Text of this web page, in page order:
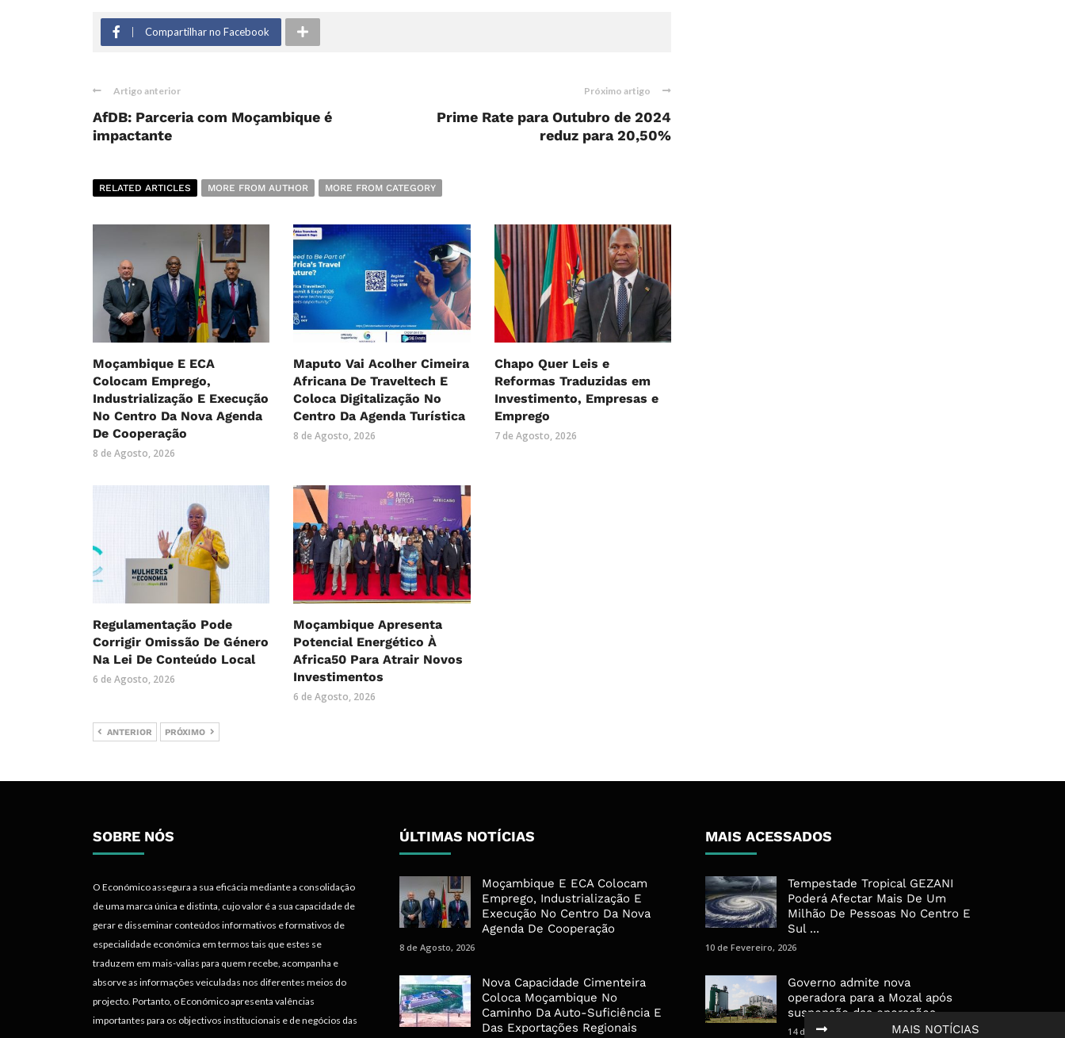
Compartilhar no Facebook
Artigo anterior
AfDB: Parceria com Moçambique é
impactante
Próximo artigo
Prime Rate para Outubro de 2024
reduz para 20,50%
RELATED ARTICLES MORE FROM AUTHOR MORE FROM CATEGORY
Moçambique E ECA
Colocam Emprego,
Industrialização E Execução
No Centro Da Nova Agenda
De Cooperação
8 de Agosto, 2026
Maputo Vai Acolher Cimeira
Africana De Traveltech E
Coloca Digitalização No
Centro Da Agenda Turística
8 de Agosto, 2026
Chapo Quer Leis e
Reformas Traduzidas em
Investimento, Empresas e
Emprego
7 de Agosto, 2026
Regulamentação Pode
Corrigir Omissão De Género
Na Lei De Conteúdo Local
6 de Agosto, 2026
Moçambique Apresenta
Potencial Energético À
Africa50 Para Atrair Novos
Investimentos
6 de Agosto, 2026
ANTERIOR PRÓXIMO
MAIS NOTÍCIAS
SOBRE NÓS
O Económico assegura a sua eficácia mediante a consolidação
de uma marca única e distinta, cujo valor é a sua capacidade de
gerar e disseminar conteúdos informativos e formativos de
especialidade económica em termos tais que estes se
traduzem em mais-valias para quem recebe, acompanha e
absorve as informações veiculadas nos diferentes meios do
projecto. Portanto, o Económico apresenta valências
importantes para os objectivos institucionais e de negócios das
ÚLTIMAS NOTÍCIAS
Moçambique E ECA Colocam
Emprego, Industrialização E
Execução No Centro Da Nova
Agenda De Cooperação
8 de Agosto, 2026
Nova Capacidade Cimenteira
Coloca Moçambique No
Caminho Da Auto-Suficiência E
Das Exportações Regionais
MAIS ACESSADOS
Tempestade Tropical GEZANI
Poderá Afectar Mais De Um
Milhão De Pessoas No Centro E
Sul ...
10 de Fevereiro, 2026
Governo admite nova
operadora para a Mozal após
suspensão das operações
14 de Março, 2026